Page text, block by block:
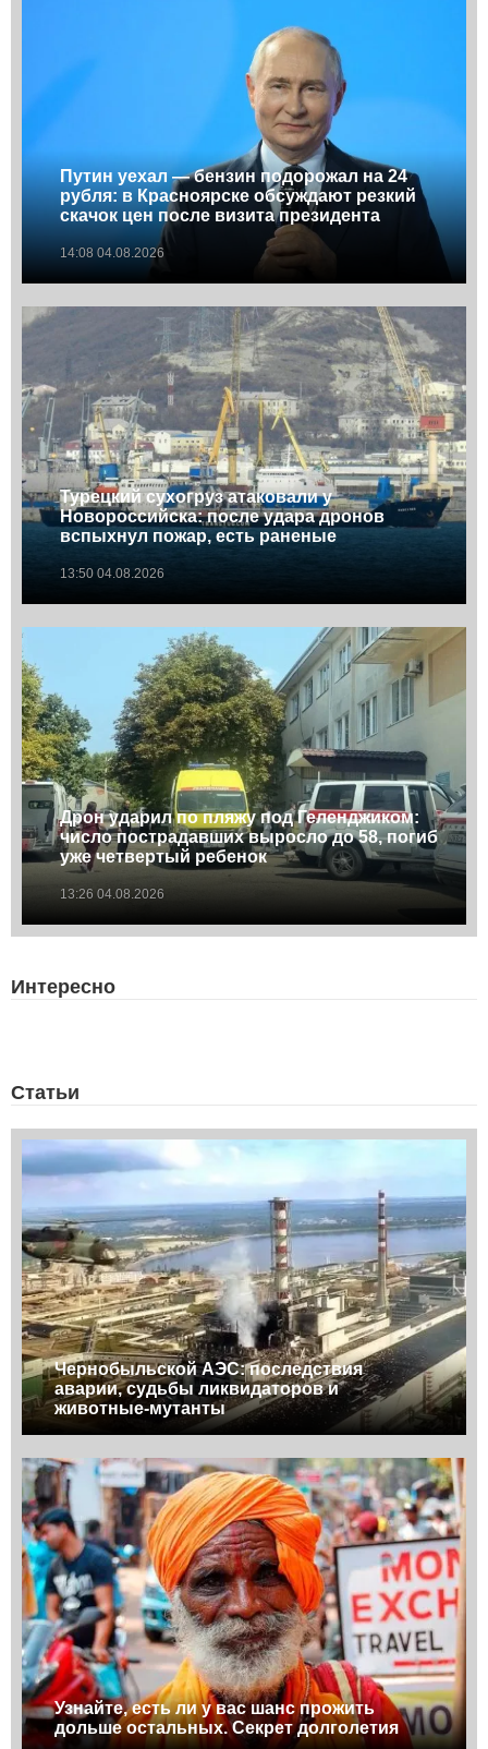
Путин уехал — бензин подорожал на 24
рубля: в Красноярске обсуждают резкий
скачок цен после визита президента
14:08 04.08.2026
Турецкий сухогруз атаковали у
Новороссийска: после удара дронов
вспыхнул пожар, есть раненые
13:50 04.08.2026
Дрон ударил по пляжу под Геленджиком:
число пострадавших выросло до 58, погиб
уже четвертый ребенок
13:26 04.08.2026
Интересно
Статьи
Чернобыльской АЭС: последствия
аварии, судьбы ликвидаторов и
животные-мутанты
Узнайте, есть ли у вас шанс прожить
дольше остальных. Секрет долголетия